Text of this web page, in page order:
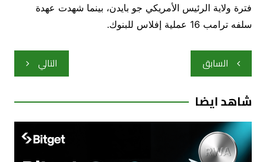
فترة ولاية الرئيس الأمريكي جو بايدن، بينما شهدت عهدة
سلفه ترامب 16 عملية إفلاس للبنوك.
تصفّح
المقالات
السابق التالي
شاهد ايضا